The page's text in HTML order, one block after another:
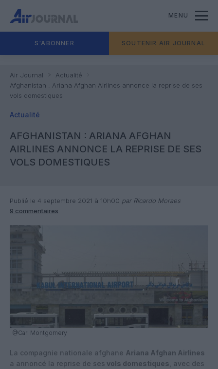
MENU
S'ABONNER SOUTENIR AIR JOURNAL
Air Journal
Actualité
Afghanistan : Ariana Afghan Airlines annonce la reprise de ses
vols domestiques
Actualité
AFGHANISTAN : ARIANA AFGHAN
AIRLINES ANNONCE LA REPRISE DE SES
VOLS DOMESTIQUES
Publié le 4 septembre 2021 à 10h00 par Ricardo Moraes
9 commentaires
@Carl Montgomery
La compagnie nationale afghane Ariana Afghan Airlines
a annoncé la reprise de ses vols domestiques , avec des